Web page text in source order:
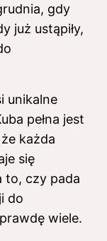
gdy
już ustąpiły,
unikalne
pełna jest
każda
się
to, czy pada
do
wiele.